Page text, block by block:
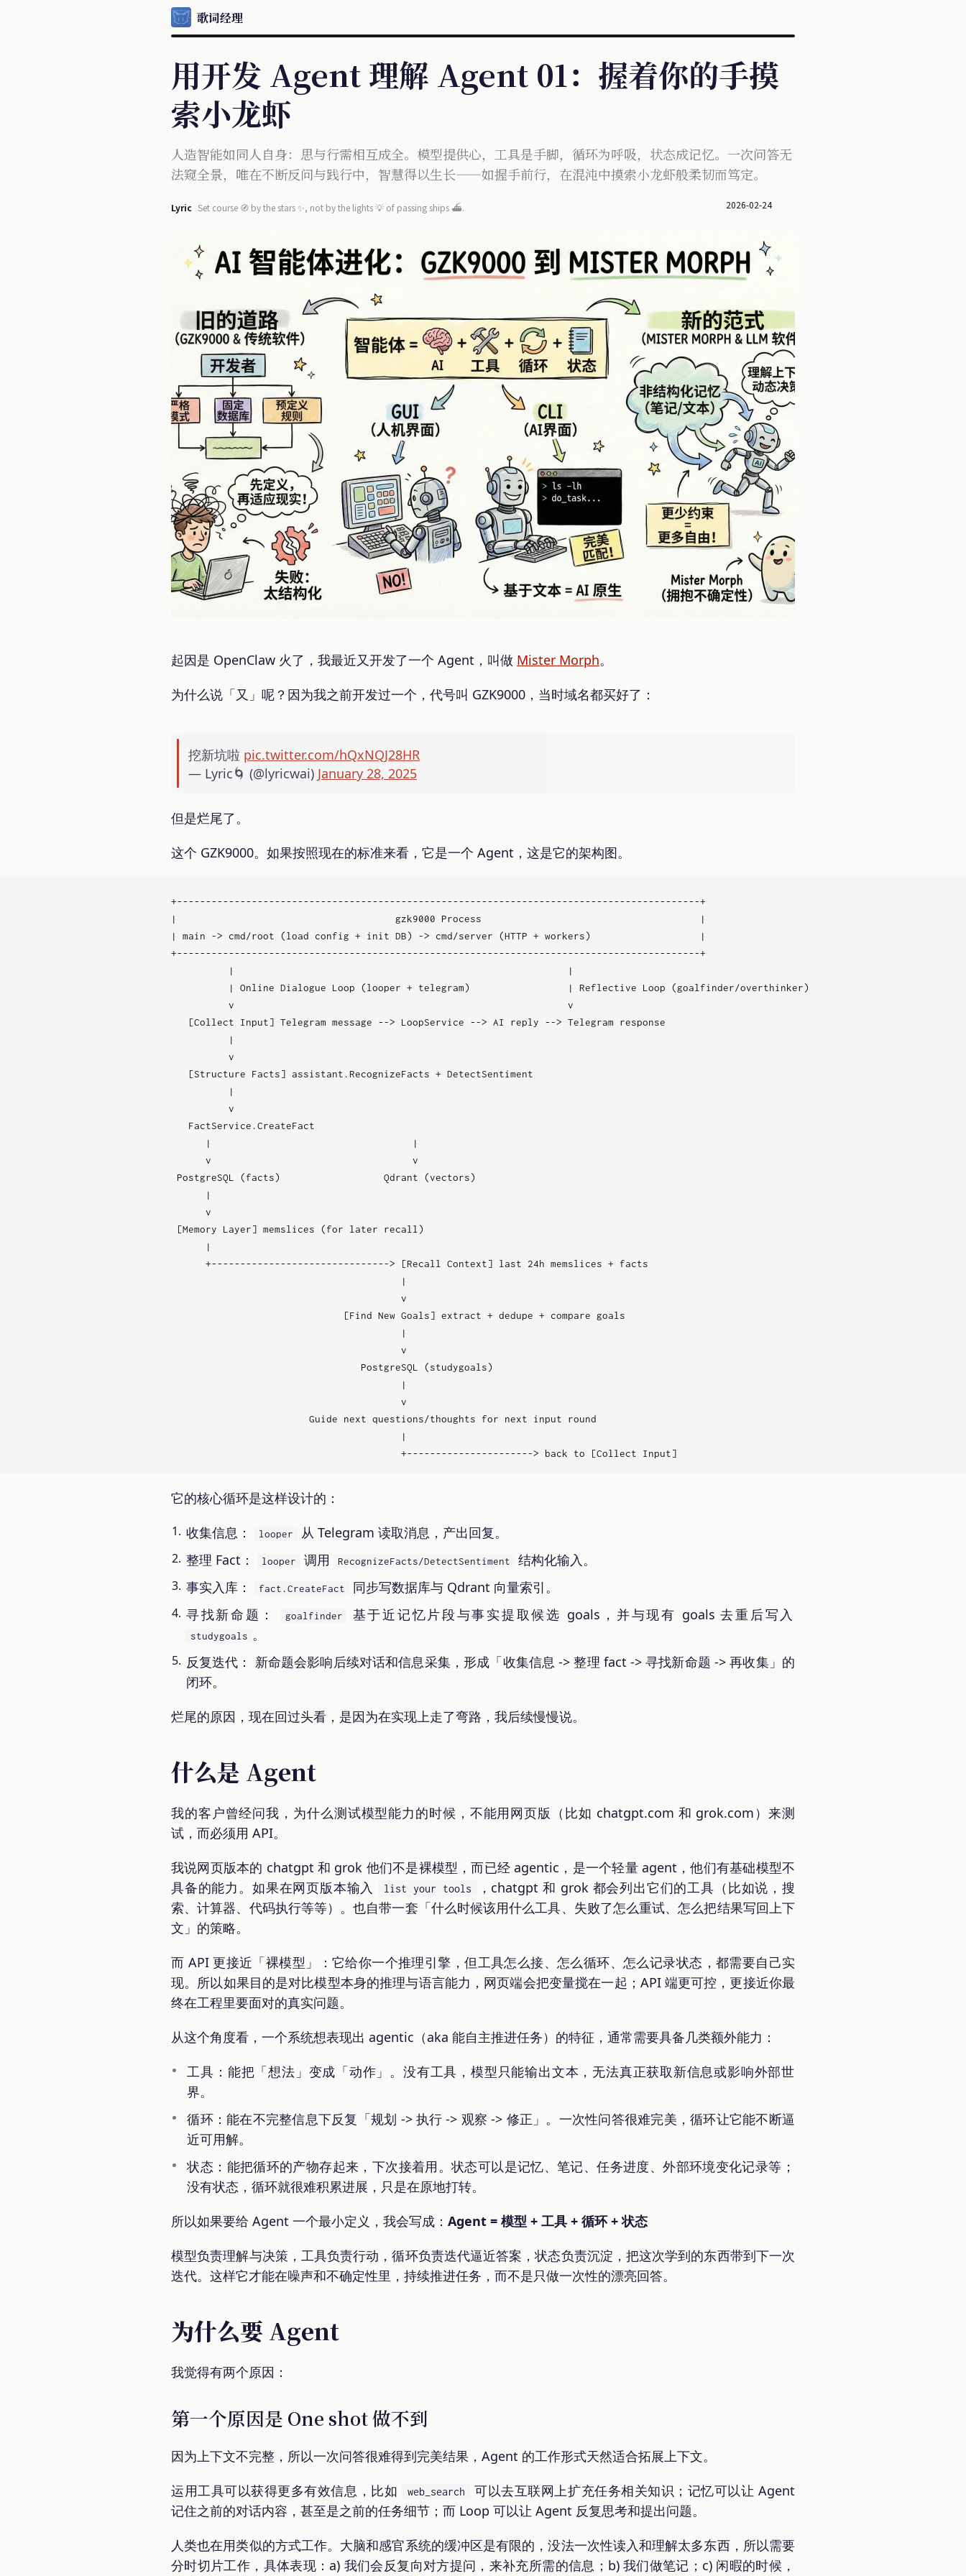
歌词经理
用开发 Agent 理解 Agent 01：握着你的手摸
索小龙虾
人造智能如同人自身：思与行需相互成全。模型提供心，工具是手脚，循环为呼吸，状态成记忆。一次问答无
法窥全景，唯在不断反问与践行中，智慧得以生长——如握手前行，在混沌中摸索小龙虾般柔韧而笃定。
Lyric Set course 🧭 by the stars ✨, not by the lights 💡 of passing ships ⛴️. 2026-02-24
起因是 OpenClaw 火了，我最近又开发了一个 Agent，叫做 Mister Morph。
为什么说「又」呢？因为我之前开发过一个，代号叫 GZK9000，当时域名都买好了：
挖新坑啦 pic.twitter.com/hQxNQJ28HR
— Lyric🌀 (@lyricwai) January 28, 2025
但是烂尾了。
这个 GZK9000。如果按照现在的标准来看，它是一个 Agent，这是它的架构图。
+-------------------------------------------------------------------------------------------+
|                                      gzk9000 Process                                      |
| main -> cmd/root (load config + init DB) -> cmd/server (HTTP + workers)                   |
+-------------------------------------------------------------------------------------------+
          |                                                          |
          | Online Dialogue Loop (looper + telegram)                 | Reflective Loop (goalfinder/overthinker)
          v                                                          v
   [Collect Input] Telegram message --> LoopService --> AI reply --> Telegram response
          |
          v
   [Structure Facts] assistant.RecognizeFacts + DetectSentiment
          |
          v
   FactService.CreateFact
      |                                   |
      v                                   v
PostgreSQL (facts)                  Qdrant (vectors)
      |
      v
[Memory Layer] memslices (for later recall)
      |
      +-------------------------------> [Recall Context] last 24h memslices + facts
                                        |
                                        v
                              [Find New Goals] extract + dedupe + compare goals
                                        |
                                        v
                                 PostgreSQL (studygoals)
                                        |
                                        v
                        Guide next questions/thoughts for next input round
                                        |
它的核心循环是这样设计的：
收集信息：
looper
从 Telegram 读取消息，产出回复。
整理 Fact：
looper 调用 RecognizeFacts/DetectSentiment
结构化输入。
事实入库：
fact.CreateFact
同步写数据库与 Qdrant 向量索引。
寻找新命题：
goalfinder 基于近记忆片段与事实提取候选 goals，并与现有 goals 去重后写入
studygoals 。
反复迭代： 新命题会影响后续对话和信息采集，形成「收集信息 -> 整理 fact -> 寻找新命题 -> 再收集」的
闭环。
烂尾的原因，现在回过头看，是因为在实现上走了弯路，我后续慢慢说。
什么是 Agent
我的客户曾经问我，为什么测试模型能力的时候，不能用网页版（比如 chatgpt.com 和 grok.com）来测
试，而必须用 API。
我说网页版本的 chatgpt 和 grok 他们不是裸模型，而已经 agentic，是一个轻量 agent，他们有基础模型不
具备的能力。如果在网页版本输入
list your tools
，chatgpt 和 grok 都会列出它们的工具（比如说，搜
索、计算器、代码执行等等）。也自带一套「什么时候该用什么工具、失败了怎么重试、怎么把结果写回上下
文」的策略。
而 API 更接近「裸模型」：它给你一个推理引擎，但工具怎么接、怎么循环、怎么记录状态，都需要自己实
现。所以如果目的是对比模型本身的推理与语言能力，网页端会把变量搅在一起；API 端更可控，更接近你最
终在工程里要面对的真实问题。
从这个角度看，一个系统想表现出 agentic（aka 能自主推进任务）的特征，通常需要具备几类额外能力：
工具：能把「想法」变成「动作」。没有工具，模型只能输出文本，无法真正获取新信息或影响外部世
界。
循环：能在不完整信息下反复「规划 -> 执行 -> 观察 -> 修正」。一次性问答很难完美，循环让它能不断逼
近可用解。
状态：能把循环的产物存起来，下次接着用。状态可以是记忆、笔记、任务进度、外部环境变化记录等；
没有状态，循环就很难积累进展，只是在原地打转。
所以如果要给 Agent 一个最小定义，我会写成： Agent = 模型 + 工具 + 循环 + 状态
模型负责理解与决策，工具负责行动，循环负责迭代逼近答案，状态负责沉淀，把这次学到的东西带到下一次
迭代。这样它才能在噪声和不确定性里，持续推进任务，而不是只做一次性的漂亮回答。
为什么要 Agent
我觉得有两个原因：
第一个原因是 One shot 做不到
因为上下文不完整，所以一次问答很难得到完美结果，Agent 的工作形式天然适合拓展上下文。
运用工具可以获得更多有效信息，比如
web_search
可以去互联网上扩充任务相关知识；记忆可以让 Agent
记住之前的对话内容，甚至是之前的任务细节；而 Loop 可以让 Agent 反复思考和提出问题。
人类也在用类似的方式工作。大脑和感官系统的缓冲区是有限的，没法一次性读入和理解太多东西，所以需要
分时切片工作，具体表现：a) 我们会反复向对方提问，来补充所需的信息；b) 我们做笔记；c) 闲暇的时候，